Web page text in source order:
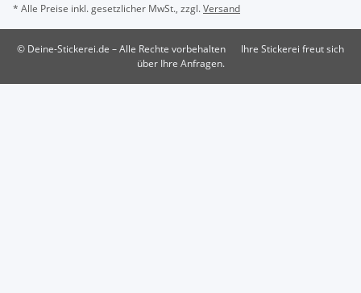
* Alle Preise inkl. gesetzlicher MwSt., zzgl.Versand
© Deine-Stickerei.de – Alle Rechte vorbehalten
Ihre Stickerei freut sich
über Ihre Anfragen.